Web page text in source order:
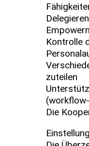
Kontrolle
zuteilen
Die